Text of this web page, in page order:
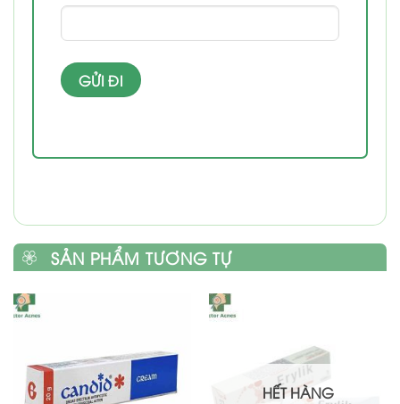
SẢN PHẨM TƯƠNG TỰ
HẾT HÀNG